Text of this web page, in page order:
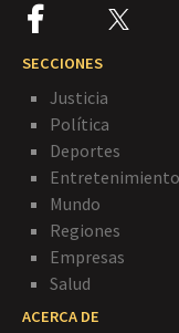
SECCIONES
Justicia
Política
Deportes
Entretenimiento
Mundo
Regiones
Empresas
Salud
ACERCA DE